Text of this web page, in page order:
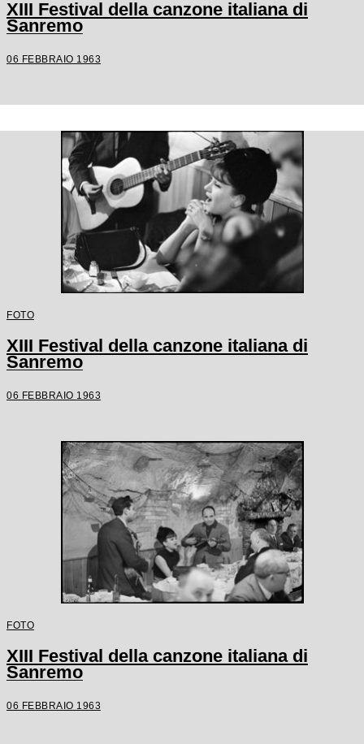
XIII Festival della canzone italiana di
Sanremo
06 FEBBRAIO 1963
FOTO
XIII Festival della canzone italiana di
Sanremo
06 FEBBRAIO 1963
FOTO
XIII Festival della canzone italiana di
Sanremo
06 FEBBRAIO 1963